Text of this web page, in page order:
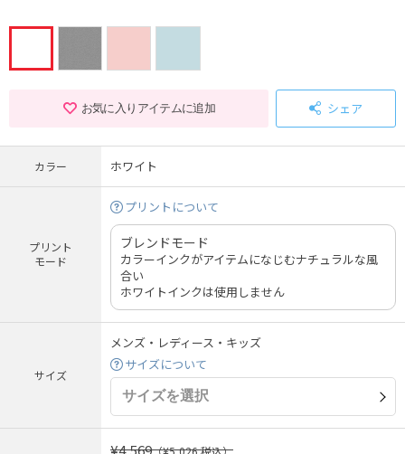
お気に入りアイテムに追加 シェア
カラー ホワイト
プリント
モード
プリントについて
ブレンドモード
カラーインクがアイテムになじむナチュラルな風
合い
ホワイトインクは使用しません
サイズ
メンズ・レディース・キッズ
サイズについて
¥4,569